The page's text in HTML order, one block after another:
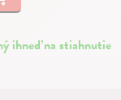
ihneď na stiahnutie